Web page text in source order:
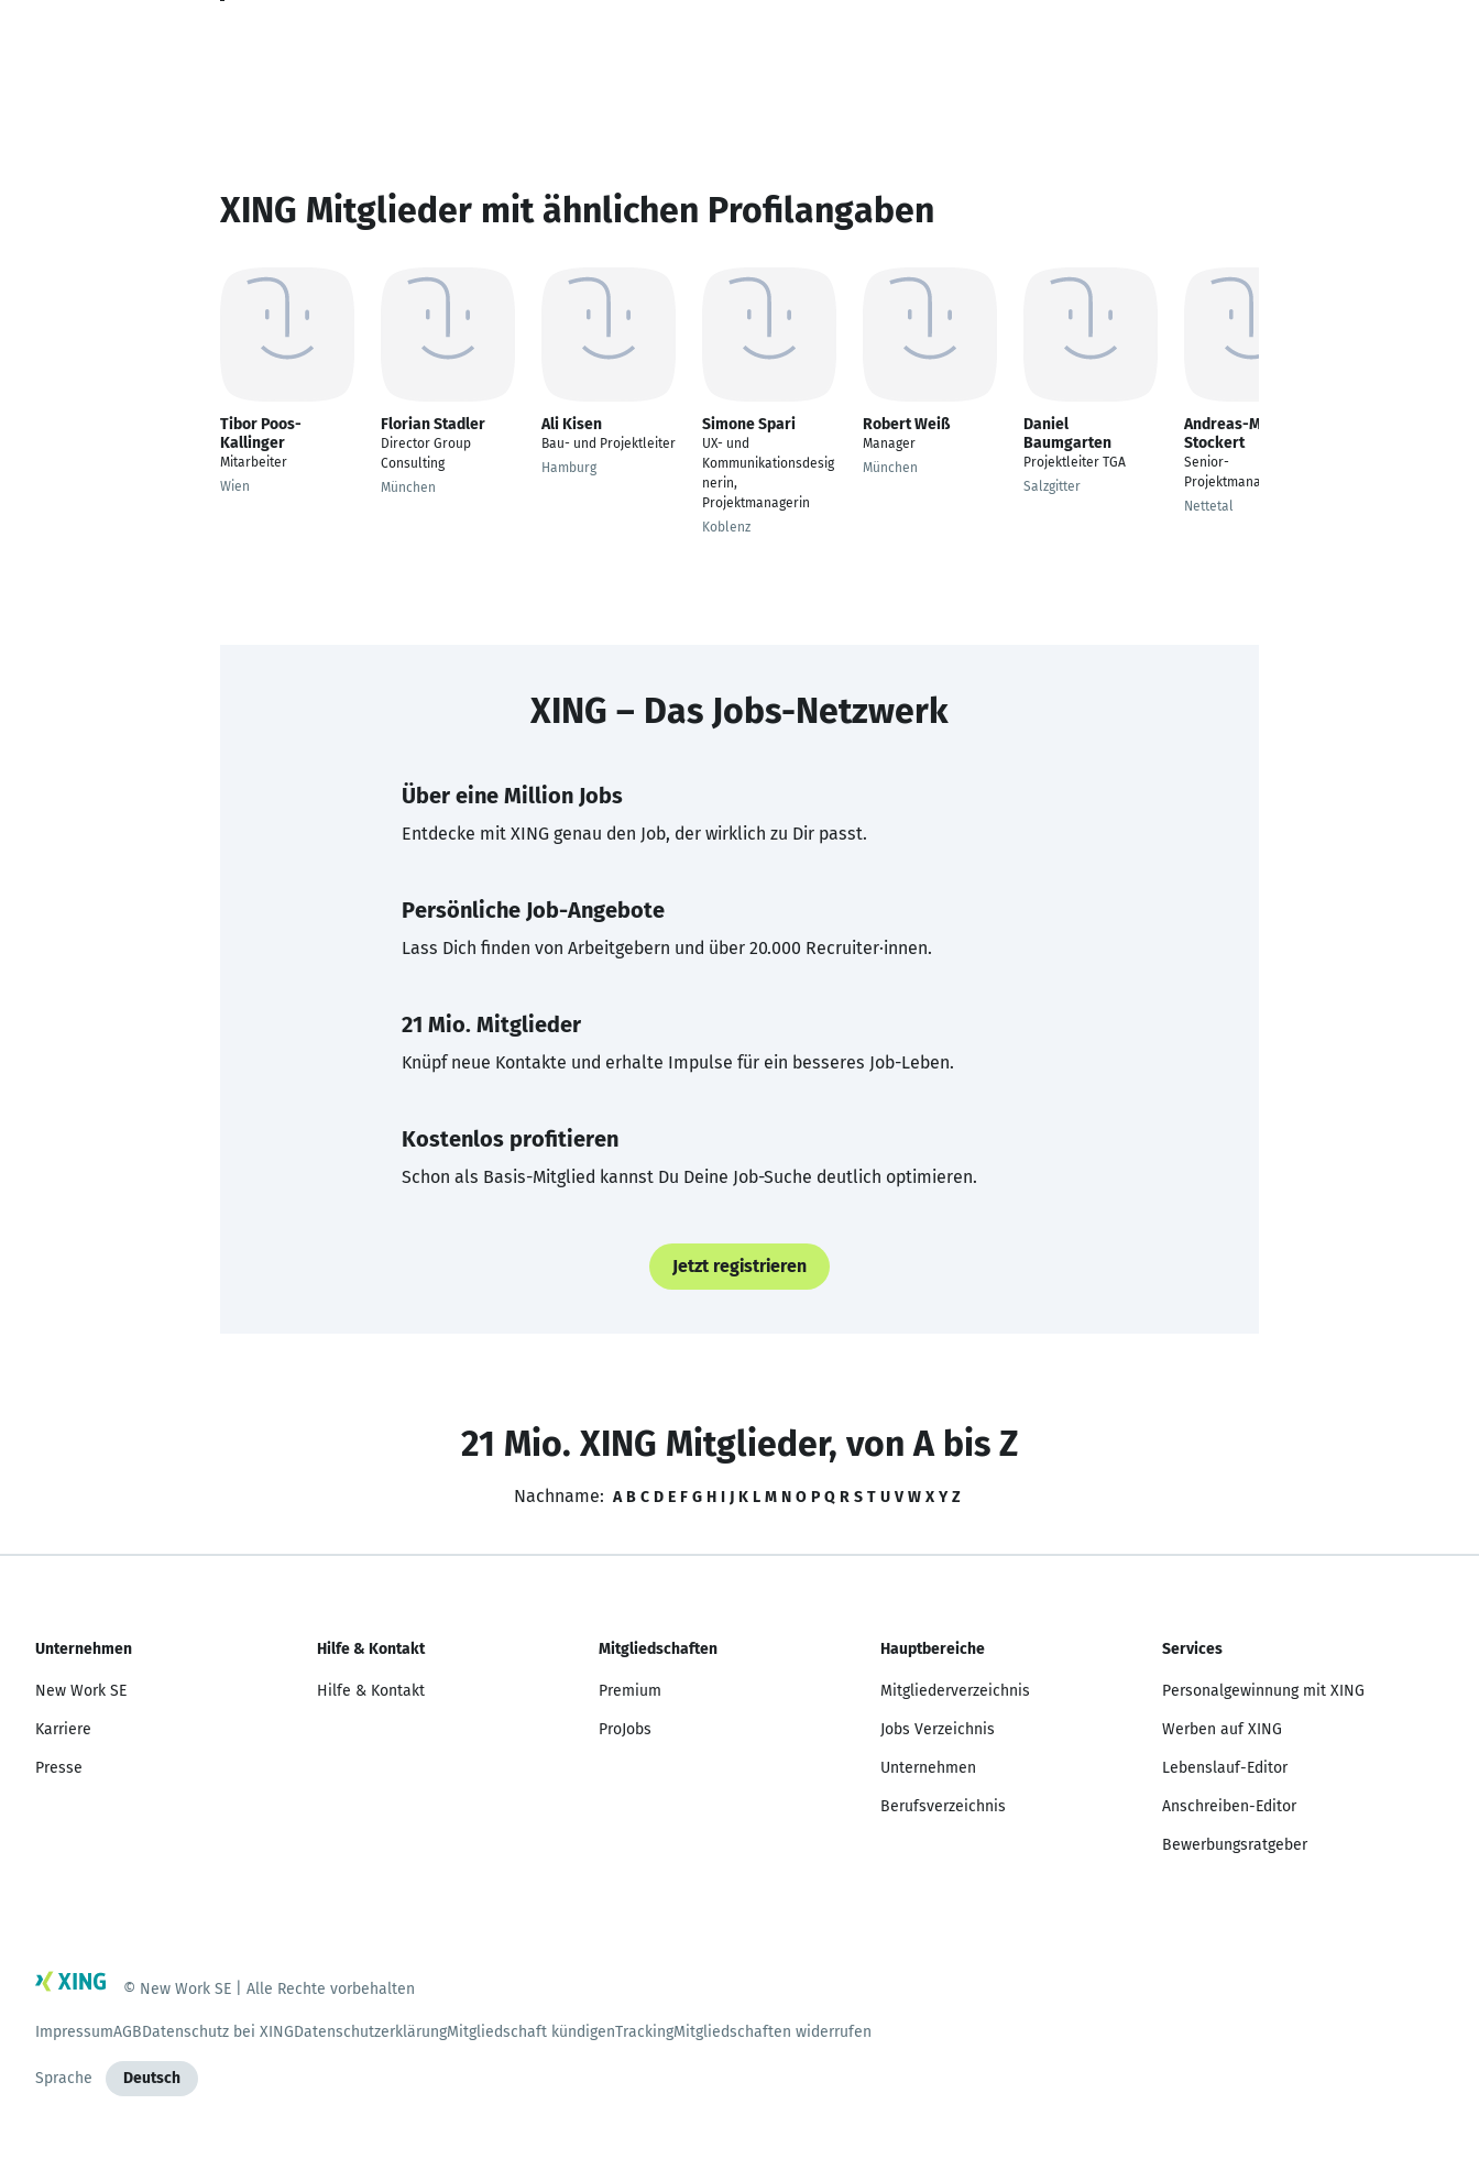
XING Mitglieder mit ähnlichen Profilangaben
Tibor Poos-
Kallinger
Mitarbeiter
Wien
Florian Stadler
Director Group
Consulting
München
Ali Kisen
Bau- und Projektleiter
Hamburg
Simone Spari
UX- und
Kommunikationsdesig
nerin,
Projektmanagerin
Koblenz
Robert Weiß
Manager
München
Daniel
Baumgarten
Projektleiter TGA
Salzgitter
Andreas-M.
Stockert
Senior-
Projektmanager
Nettetal
XING – Das Jobs-Netzwerk
Über eine Million Jobs
Entdecke mit XING genau den Job, der wirklich zu Dir passt.
Persönliche Job-Angebote
Lass Dich finden von Arbeitgebern und über 20.000 Recruiter·innen.
21 Mio. Mitglieder
Knüpf neue Kontakte und erhalte Impulse für ein besseres Job-Leben.
Kostenlos profitieren
Schon als Basis-Mitglied kannst Du Deine Job-Suche deutlich optimieren.
Jetzt registrieren
21 Mio. XING Mitglieder, von A bis Z
Nachname: A B C D E F G H I J K L M N O P Q R S T U V W X Y Z
Unternehmen
New Work SE
Karriere
Presse
Hilfe & Kontakt
Hilfe & Kontakt
Mitgliedschaften
Premium
ProJobs
Hauptbereiche
Mitgliederverzeichnis
Jobs Verzeichnis
Unternehmen
Berufsverzeichnis
Services
Personalgewinnung mit XING
Werben auf XING
Lebenslauf-Editor
Anschreiben-Editor
Bewerbungsratgeber
© New Work SE | Alle Rechte vorbehalten
ImpressumAGBDatenschutz bei XINGDatenschutzerklärungMitgliedschaft kündigenTrackingMitgliedschaften widerrufen
Sprache Deutsch